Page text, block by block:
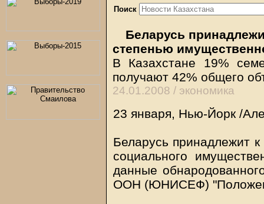
Поиск
Беларусь
степенью
В Казахстане 19%
получают 42% общего
24.01.2008 / экономика
23 января, Нью-Йорк /
Беларусь принадлежит
социального
данные
ООН (ЮНИСЕФ)